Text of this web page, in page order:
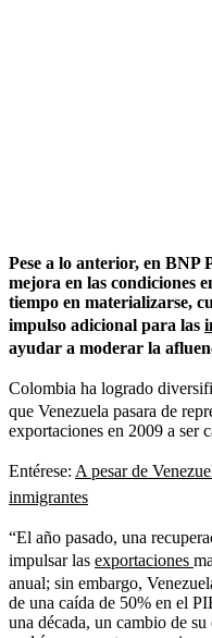
Pese a lo anterior, en BNP
mejora en las condiciones
tiempo en materializarse,
impulso adicional para las
ayudar a moderar la
Colombia ha logrado
que Venezuela pasara de
exportaciones en 2009 a ser
Entérese: A pesar de
inmigrantes
“El año pasado, una
impulsar las exportaciones
anual; sin embargo,
de una caída de 50% en el
una década, un cambio de